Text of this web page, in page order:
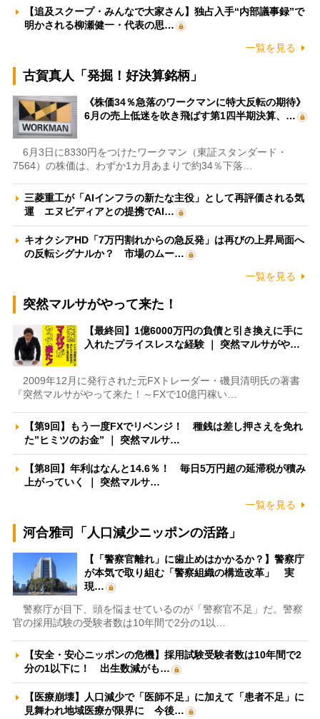
【追及スクープ・みんなで大家さん】独占入手“内部議事録”で
明かされる柳瀬健一・代表の思…
一覧を見る
古賀真人「発掘！好決算銘柄」
《株価34％急落のワークマンに特大反転の期待》
6月の売上低迷を吹き飛ばす第1四半期決算、…
6月3日に8330円をつけたワークマン（東証スタンダード・
7564）の株価は、わずか1カ月あまりで約34％下落…
三菱重工が「AIインフラの新たな主役」として再評価される気
運 エヌビディアとの提携でAI…
キオクシアHD「7万円割れからの急反発」は再びの上昇局面へ
の反転シグナルか？ 市場のムー…
一覧を見る
突然マルサがやって来た！
【最終回】1億6000万円の負債と引き換えに手に
入れたプライスレスな経験 ｜ 突然マルサがや…
2009年12月に発行された元FXトレーダー・磯貝清明氏の著書
『突然マルサがやって来た！～FXで10億円稼い…
【第9回】もう一度FXでリベンジ！ 種銭は差し押さえを免れ
た”ヒミツのお金” ｜ 突然マルサ…
【第8回】年利はなんと14.6％！ 毎日5万円超の延滞税が積み
上がっていく ｜ 突然マルサ…
一覧を見る
河合雅司「人口減少ニッポンの活路」
【「警察官離れ」に歯止めはかかるか？】警察庁
が本気で取り組む「警察組織の構造改革」 実
現…
警察庁が目下、頭を悩ませているのが「警察官不足」だ。警察
官の採用試験の受験者数は10年間で2分の1以…
【安全・安心ニッポンの危機】採用試験受験者数は10年間で2
分の1以下に！ 出生数減がも…
【医療崩壊】人口減少で「医師不足」に加えて「患者不足」に
見舞われ地域医療が限界に 今後…